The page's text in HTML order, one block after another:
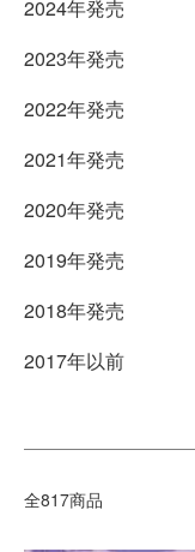
2024年発売
2023年発売
2022年発売
2021年発売
2020年発売
2019年発売
2018年発売
2017年以前
全817商品